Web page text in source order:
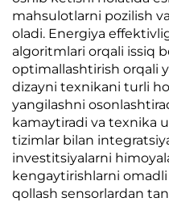
mahsulotlarni pozilish
oladi. Energiya
algoritmlari orqali issiq
optimallashtirish orqali
dizayni texnikani turli
yangilashni
kamaytiradi va texnika
tizimlar bilan
investitsiyalarni
kengaytirishlarni
qollash sensorlardan